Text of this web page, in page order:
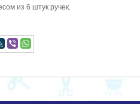
из 6 штук ручек.